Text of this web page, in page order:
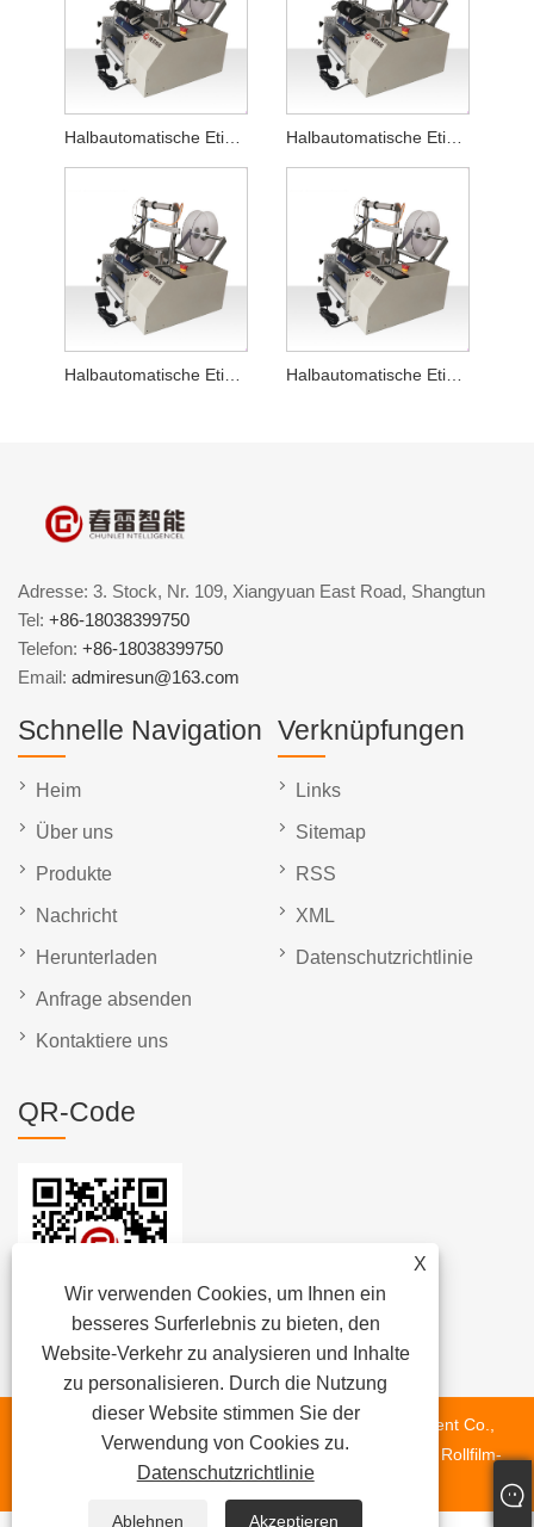
Halbautomatische Etikettiermaschine für flache Gesichtsreinigungsschläuche
Halbautomatische Etikettiermaschine für Chilisauce
X
Wir verwenden Cookies, um Ihnen ein
besseres Surferlebnis zu bieten, den
Website-Verkehr zu analysieren und Inhalte
zu personalisieren. Durch die Nutzung
dieser Website stimmen Sie der
Verwendung von Cookies zu.
Datenschutzrichtlinie
Ablehnen Akzeptieren
Adresse: 3. Stock, Nr. 109, Xiangyuan East Road, Shangtun
Tel: +86-18038399750
Telefon: +86-18038399750
Email: admiresun@163.com
Schnelle Navigation
Heim
Über uns
Produkte
Nachricht
Herunterladen
Anfrage absenden
Kontaktiere uns
Verknüpfungen
Links
Sitemap
RSS
XML
Datenschutzrichtlinie
QR-Code
Copyright © 2023 Dongguan Chunlei Intelligent Equipment Co.,
Ltd. – Bandmaschine, automatische Etikettiermaschine, Rollfilm-
Etikettiermaschine – alle Rechte vorbehalten.